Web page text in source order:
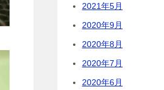
2021年5月
2020年9月
2020年8月
2020年7月
2020年6月